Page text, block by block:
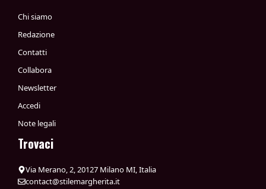
Chi siamo
Redazione
Contatti
Collabora
Newsletter
Accedi
Note legali
Trovaci
Via Merano, 2, 20127 Milano MI, Italia
contact@stilemargherita.it